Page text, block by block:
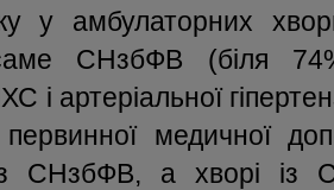
у амбулаторних
СНзбФВ (біля
і артеріальної
медичної
СНзбФВ, а хворі із